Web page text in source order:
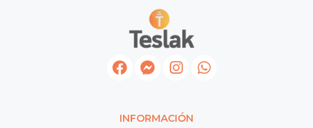
INFORMACIÓN